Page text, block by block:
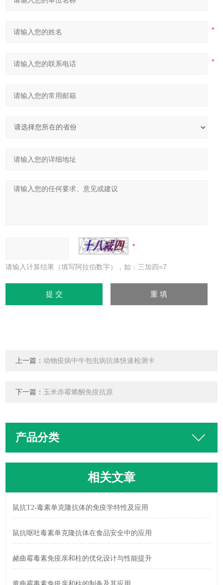
请输入计算结果（填写阿拉伯数字），如：三加四=7
上一篇：动物疫病中牛包虫病抗体快速检测卡
下一篇： 玉米赤霉烯酮免疫抗原
产品分类
相关文章
鼠抗T2-毒素单克隆抗体的免疫学特性及应用
鼠抗呕吐毒素单克隆抗体在食品安全中的应用
赭曲霉毒素免疫亲和柱的优化设计与性能提升